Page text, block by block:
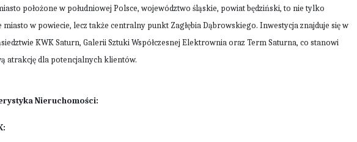
położone w południowej Polsce, województwo śląskie, powiat będziński, to nie tylko
miasto w powiecie, lecz także centralny punkt Zagłębia Dąbrowskiego. Inwestycja znajduje się w
KWK Saturn, Galerii Sztuki Współczesnej Elektrownia oraz Term Saturna, co stanowi
atrakcję dla potencjalnych klientów.
Nieruchomości: